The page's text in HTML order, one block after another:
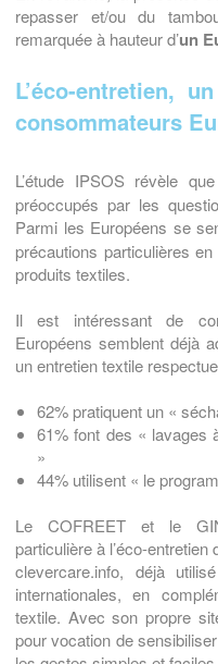
repasser et/ou du
remarquée à hauteur d’un
L’éco-entretien,
consommateurs
L’étude IPSOS révèle que
préoccupés par les
Parmi les Européens se
précautions particulières
produits textiles.
Il est intéressant de
Européens semblent déjà
un entretien textile
62% pratiquent un «
61% font des « lavages
»
44% utilisent « le
Le COFREET et le
particulière à l’éco-
clevercare.info, déjà
internationales, en
textile. Avec son propre
pour vocation de